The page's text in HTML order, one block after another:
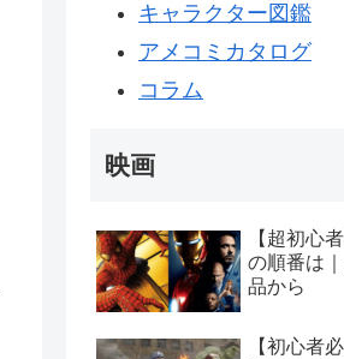
キャラクター図鑑
アメコミカタログ
コラム
映画
【超初心
の順番は
品から
【初心者